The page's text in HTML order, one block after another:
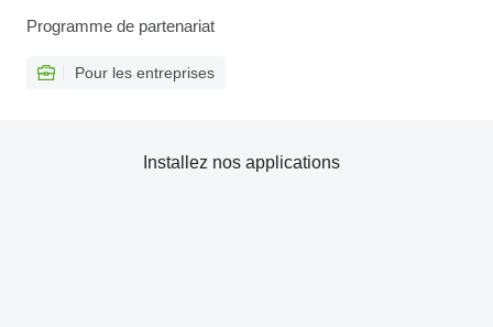
Programme de partenariat
Pour les entreprises
Installez nos applications